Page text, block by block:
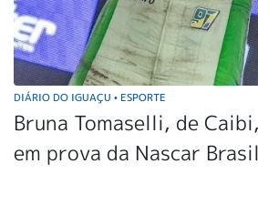
DIÁRIO DO IGUAÇU • ESPORTE
Bruna Tomaselli, de
em prova da Nascar Brasil